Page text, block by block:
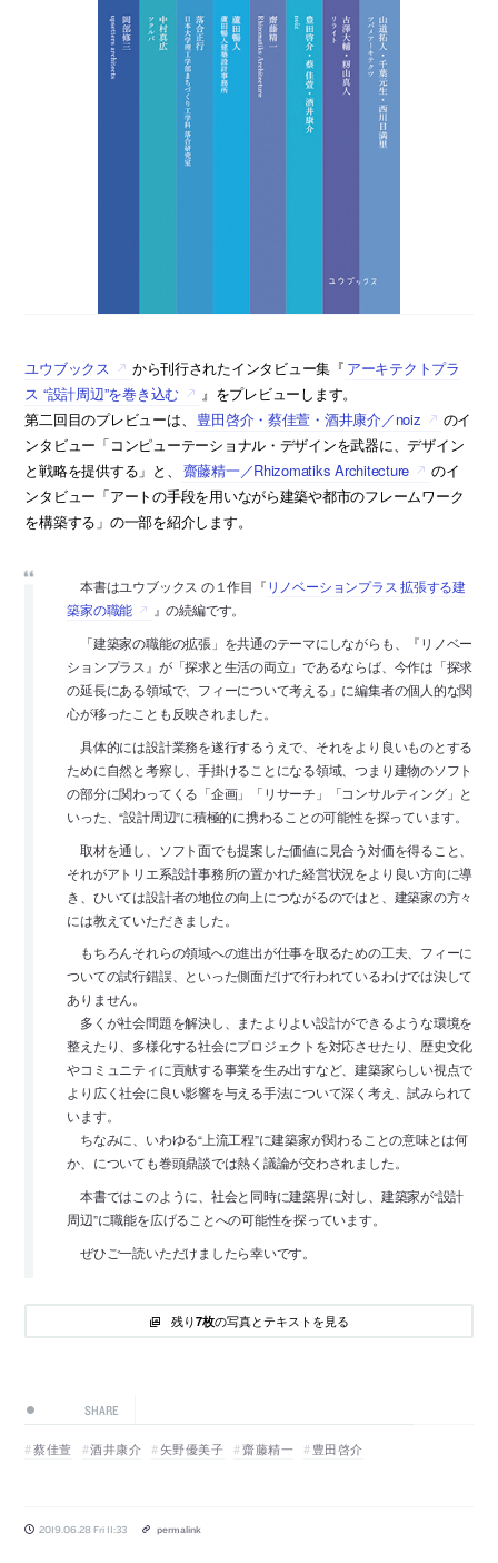
ユウブックス から刊行されたインタビュー集『 アーキテクトプラ
ス “設計周辺”を巻き込む
』をプレビューします。
第二回目のプレビューは、
豊田啓介・蔡佳萱・酒井康介／noiz
のイ
ンタビュー「コンピューテーショナル・デザインを武器に、デザイン
と戦略を提供する」と、
齋藤精一／Rhizomatiks Architecture
のイ
ンタビュー「アートの手段を用いながら建築や都市のフレームワーク
を構築する」の一部を紹介します。
本書はユウブックス の１作目『リノベーションプラス 拡張する建
築家の職能
』の続編です。
「建築家の職能の拡張」を共通のテーマにしながらも、『リノベー
ションプラス』が「探求と生活の両立」であるならば、今作は「探求
の延長にある領域で、フィーについて考える」に編集者の個人的な関
心が移ったことも反映されました。
具体的には設計業務を遂行するうえで、それをより良いものとする
ために自然と考察し、手掛けることになる領域、つまり建物のソフト
の部分に関わってくる「企画」「リサーチ」「コンサルティング」と
いった、“設計周辺”に積極的に携わることの可能性を探っています。
取材を通し、ソフト面でも提案した価値に見合う対価を得ること、
それがアトリエ系設計事務所の置かれた経営状況をより良い方向に導
き、ひいては設計者の地位の向上につながるのではと、建築家の方々
には教えていただきました。
もちろんそれらの領域への進出が仕事を取るための工夫、フィーに
ついての試行錯誤、といった側面だけで行われているわけでは決して
ありません。
多くが社会問題を解決し、またよりよい設計ができるような環境を
整えたり、多様化する社会にプロジェクトを対応させたり、歴史文化
やコミュニティに貢献する事業を生み出すなど、建築家らしい視点で
より広く社会に良い影響を与える手法について深く考え、試みられて
います。
ちなみに、いわゆる“上流工程”に建築家が関わることの意味とは何
か、についても巻頭鼎談では熱く議論が交わされました。
本書ではこのように、社会と同時に建築界に対し、建築家が“設計
周辺”に職能を広げることへの可能性を探っています。
ぜひご一読いただけましたら幸いです。
残り7枚の写真とテキストを見る
SHARE
蔡佳萱 酒井康介 矢野優美子 齋藤精一 豊田啓介
2019.06.28 Fri 11:33 permalink